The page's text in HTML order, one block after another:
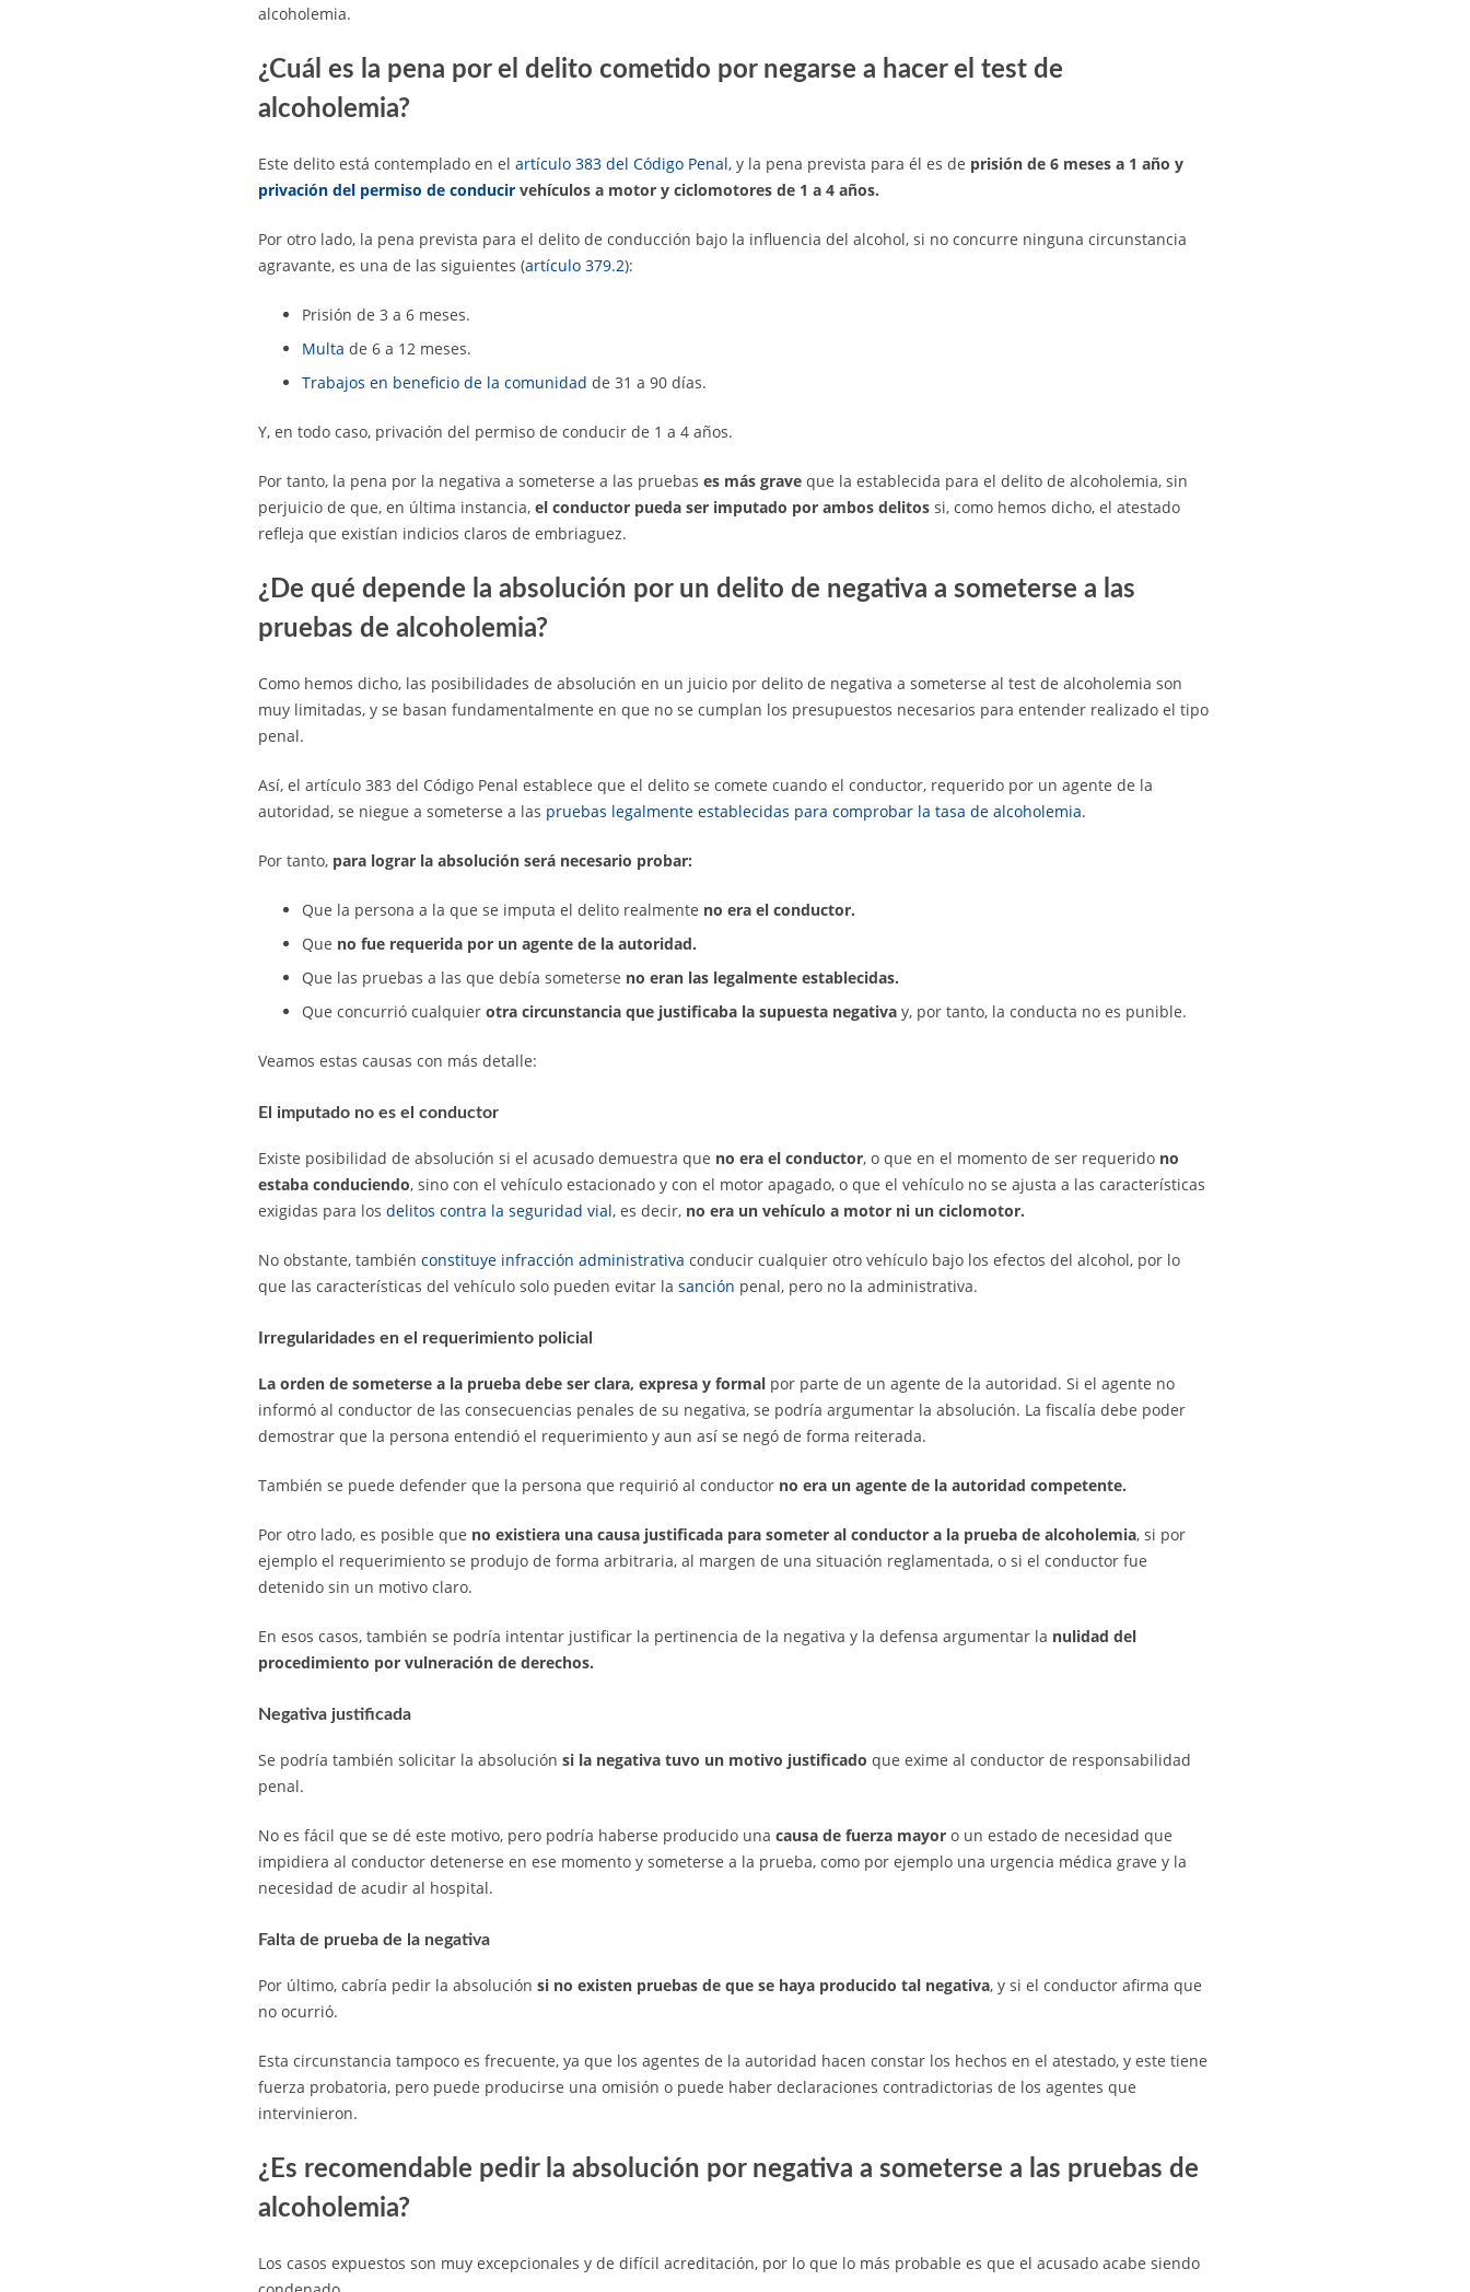
alcoholemia.
¿Cuál es la pena por el delito cometido por negarse a hacer el test de
alcoholemia?
Este delito está contemplado en el artículo 383 del Código Penal, y la pena prevista para él es de prisión de 6 meses a 1 año y
privación del permiso de conducir vehículos a motor y ciclomotores de 1 a 4 años.
Por otro lado, la pena prevista para el delito de conducción bajo la influencia del alcohol, si no concurre ninguna circunstancia
agravante, es una de las siguientes (artículo 379.2):
Prisión de 3 a 6 meses.
Multa de 6 a 12 meses.
Trabajos en beneficio de la comunidad de 31 a 90 días.
Y, en todo caso, privación del permiso de conducir de 1 a 4 años.
Por tanto, la pena por la negativa a someterse a las pruebas es más grave que la establecida para el delito de alcoholemia, sin
perjuicio de que, en última instancia, el conductor pueda ser imputado por ambos delitos si, como hemos dicho, el atestado
refleja que existían indicios claros de embriaguez.
¿De qué depende la absolución por un delito de negativa a someterse a las
pruebas de alcoholemia?
Como hemos dicho, las posibilidades de absolución en un juicio por delito de negativa a someterse al test de alcoholemia son
muy limitadas, y se basan fundamentalmente en que no se cumplan los presupuestos necesarios para entender realizado el tipo
penal.
Así, el artículo 383 del Código Penal establece que el delito se comete cuando el conductor, requerido por un agente de la
autoridad, se niegue a someterse a las pruebas legalmente establecidas para comprobar la tasa de alcoholemia.
Por tanto, para lograr la absolución será necesario probar:
Que la persona a la que se imputa el delito realmente no era el conductor.
Que no fue requerida por un agente de la autoridad.
Que las pruebas a las que debía someterse no eran las legalmente establecidas.
Que concurrió cualquier otra circunstancia que justificaba la supuesta negativa y, por tanto, la conducta no es punible.
Veamos estas causas con más detalle:
El imputado no es el conductor
Existe posibilidad de absolución si el acusado demuestra que no era el conductor, o que en el momento de ser requerido no
estaba conduciendo, sino con el vehículo estacionado y con el motor apagado, o que el vehículo no se ajusta a las características
exigidas para los delitos contra la seguridad vial, es decir, no era un vehículo a motor ni un ciclomotor.
No obstante, también constituye infracción administrativa conducir cualquier otro vehículo bajo los efectos del alcohol, por lo
que las características del vehículo solo pueden evitar la sanción penal, pero no la administrativa.
Irregularidades en el requerimiento policial
La orden de someterse a la prueba debe ser clara, expresa y formal por parte de un agente de la autoridad. Si el agente no
informó al conductor de las consecuencias penales de su negativa, se podría argumentar la absolución. La fiscalía debe poder
demostrar que la persona entendió el requerimiento y aun así se negó de forma reiterada.
También se puede defender que la persona que requirió al conductor no era un agente de la autoridad competente.
Por otro lado, es posible que no existiera una causa justificada para someter al conductor a la prueba de alcoholemia, si por
ejemplo el requerimiento se produjo de forma arbitraria, al margen de una situación reglamentada, o si el conductor fue
detenido sin un motivo claro.
En esos casos, también se podría intentar justificar la pertinencia de la negativa y la defensa argumentar la nulidad del
procedimiento por vulneración de derechos.
Negativa justificada
Se podría también solicitar la absolución si la negativa tuvo un motivo justificado que exime al conductor de responsabilidad
penal.
No es fácil que se dé este motivo, pero podría haberse producido una causa de fuerza mayor o un estado de necesidad que
impidiera al conductor detenerse en ese momento y someterse a la prueba, como por ejemplo una urgencia médica grave y la
necesidad de acudir al hospital.
Falta de prueba de la negativa
Por último, cabría pedir la absolución si no existen pruebas de que se haya producido tal negativa, y si el conductor afirma que
no ocurrió.
Esta circunstancia tampoco es frecuente, ya que los agentes de la autoridad hacen constar los hechos en el atestado, y este tiene
fuerza probatoria, pero puede producirse una omisión o puede haber declaraciones contradictorias de los agentes que
intervinieron.
¿Es recomendable pedir la absolución por negativa a someterse a las pruebas de
alcoholemia?
Los casos expuestos son muy excepcionales y de difícil acreditación, por lo que lo más probable es que el acusado acabe siendo